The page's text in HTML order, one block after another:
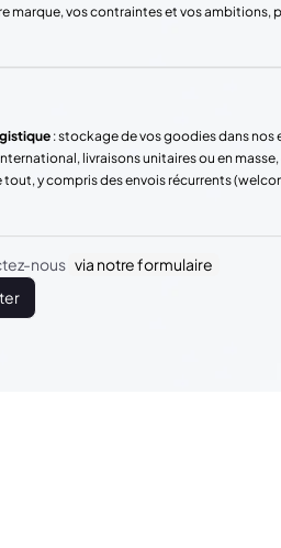
marque, vos contraintes et vos ambitions,
: stockage de vos goodies dans
livraisons unitaires ou en masse,
y compris des envois récurrents
nous via notre formulaire